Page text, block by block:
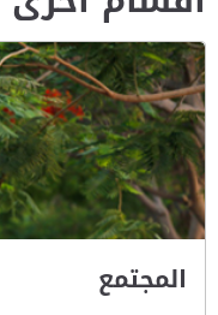
المجتمع